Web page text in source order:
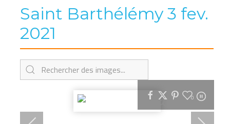
Saint Barthélémy 3 fev.
2021
0